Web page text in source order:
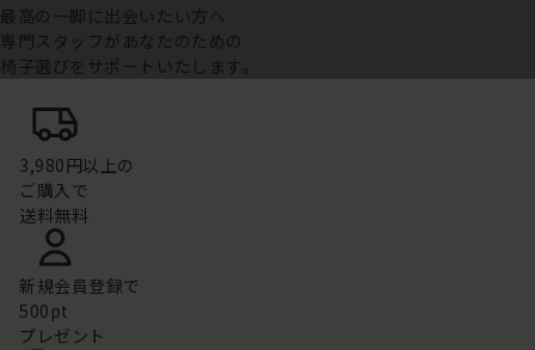
最高の一脚に出会いたい方へ
専門スタッフがあなたのための
椅子選びをサポートいたします。
3,980円以上の
ご購入で
送料無料
新規会員登録で
500pt
プレゼント